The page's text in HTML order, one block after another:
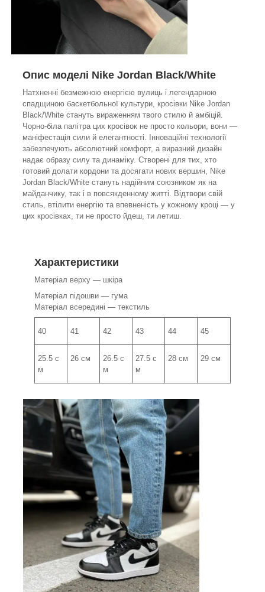
Опис моделі Nike Jordan Black/White
Натхненні безмежною енергією вулиць і легендарною
спадщиною баскетбольної культури, кросівки Nike Jordan
Black/White стануть вираженням твого стилю й амбіцій.
Чорно-біла палітра цих кросівок не просто кольори, вони —
маніфестація сили й елегантності. Інноваційні технології
забезпечують абсолютний комфорт, а виразний дизайн
надає образу силу та динаміку. Створені для тих, хто
готовий долати кордони та досягати нових вершин, Nike
Jordan Black/White стануть надійним союзником як на
майданчику, так і в повсякденному житті. Відтвори свій
стиль, втілити енергію та впевненість у кожному кроці — у
цих кросівках, ти не просто йдеш, ти летиш.
Характеристики
Матеріал верху — шкіра
Матеріал підошви — гума
Матеріал всередині — текстиль
40 41 42 43 44 45
25.5 с
м
26 см
26.5 с
м
27.5 с
м
28 см 29 см